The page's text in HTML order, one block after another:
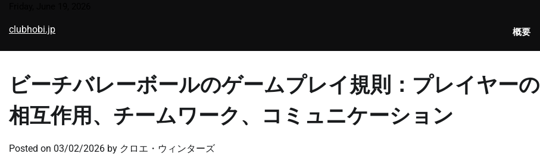
content
clubhobi.jp 概要
ビーチバレーボールのゲームプレイ規則：プレイヤーの
相互作用、チームワーク、コミュニケーション
Posted on 03/02/2026 by クロエ・ウィンターズ